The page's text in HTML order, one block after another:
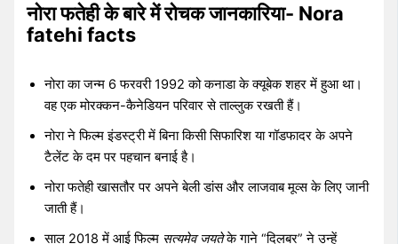
नोरा फतेही के बारे में रोचक जानकारिया- Nora
fatehi facts
नोरा का जन्म 6 फरवरी 1992 को कनाडा के क्यूबेक शहर में हुआ था।
वह एक मोरक्कन-कैनेडियन परिवार से ताल्लुक रखती हैं।
नोरा ने फिल्म इंडस्ट्री में बिना किसी सिफारिश या गॉडफादर के अपने
टैलेंट के दम पर पहचान बनाई है।
नोरा फतेही खासतौर पर अपने बेली डांस और लाजवाब मूव्स के लिए जानी
जाती हैं।
साल 2018 में आई फिल्म सत्यमेव जयतेके गाने “दिलबर” ने उन्हें